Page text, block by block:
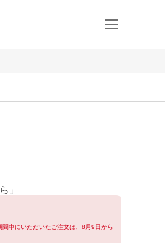
」
中にいただいたご注文は、8月9日から